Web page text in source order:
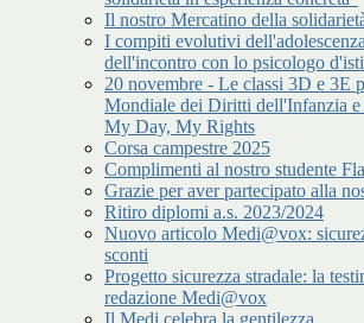
Il nostro Mercatino della
I compiti evolutivi
dell'incontro con lo psicologo
20 novembre - Le classi 3D e 3E
Mondiale dei Diritti dell'Infanzia e
My Day, My Rights
Corsa campestre 2025
Complimenti al nostro studente
Grazie per aver partecipato alla
Ritiro diplomi a.s. 2023/2024
Nuovo articolo Medi@vox:
sconti
Progetto sicurezza stradale: la
redazione Medi@vox